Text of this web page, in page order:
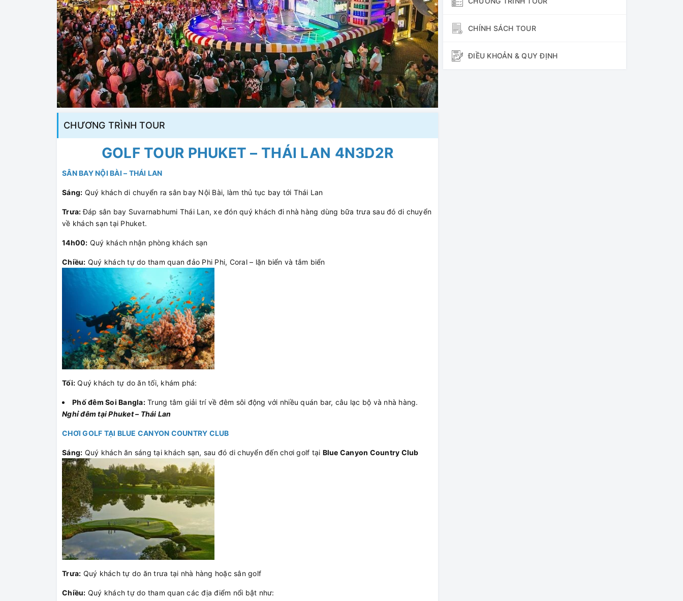
CHƯƠNG TRÌNH TOUR
GOLF TOUR PHUKET – THÁI LAN 4N3D2R
SÂN BAY NỘI BÀI – THÁI LAN
Sáng: Quý khách di chuyển ra sân bay Nội Bài, làm thủ tục bay tới Thái Lan
Trưa:Đáp sân bay Suvarnabhumi Thái Lan, xe đón quý khách đi nhà hàng dùng bữa trưa sau đó di chuyển
về khách sạn tại Phuket.
14h00: Quý khách nhận phòng khách sạn
Chiều: Quý khách tự do tham quan đảo Phi Phi, Coral – lặn biển và tắm biển
Tối: Quý khách tự do ăn tối, khám phá:
Phố đêm Soi Bangla:Trung tâm giải trí về đêm sôi động với nhiều quán bar, câu lạc bộ và nhà hàng.
Nghỉ đêm tại Phuket – Thái Lan
CHƠI GOLF TẠI BLUE CANYON COUNTRY CLUB
Sáng: Quý khách ăn sáng tại khách sạn, sau đó di chuyển đến chơi golf tại Blue Canyon Country Club
Trưa: Quý khách tự do ăn trưa tại nhà hàng hoặc sân golf
Chiều: Quý khách tự do tham quan các địa điểm nổi bật như:
CHÍNH SÁCH TOUR
ĐIỀU KHOẢN & QUY ĐỊNH